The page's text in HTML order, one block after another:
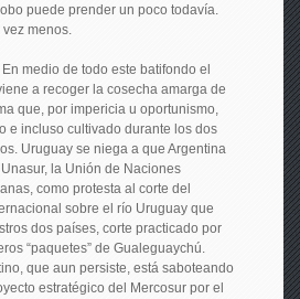
puede prender un poco todavía.
vez menos.
medio de todo este batifondo el
a recoger la cosecha amarga de
que, por impericia u oportunismo,
e incluso cultivado durante los dos
Uruguay se niega a que Argentina
la Unión de Naciones
como protesta al corte del
sobre el río Uruguay que
dos países, corte practicado por
“paquetes” de Gualeguaychú.
que aun persiste, está saboteando
estratégico del Mercosur por el